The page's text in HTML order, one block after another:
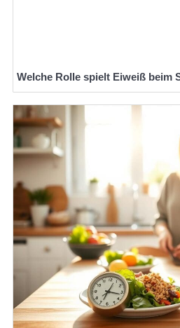
Welche Rolle spielt Eiweiß beim